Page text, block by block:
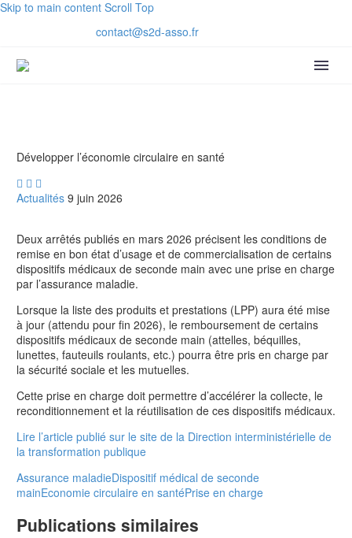
Skip to main content Scroll Top
contact@s2d-asso.fr
Développer l’économie circulaire en santé
  
Actualités 9 juin 2026
Deux arrêtés publiés en mars 2026 précisent les conditions de
remise en bon état d’usage et de commercialisation de certains
dispositifs médicaux de seconde main avec une prise en charge
par l’assurance maladie.
Lorsque la liste des produits et prestations (LPP) aura été mise
à jour (attendu pour fin 2026), le remboursement de certains
dispositifs médicaux de seconde main (attelles, béquilles,
lunettes, fauteuils roulants, etc.) pourra être pris en charge par
la sécurité sociale et les mutuelles.
Cette prise en charge doit permettre d’accélérer la collecte, le
reconditionnement et la réutilisation de ces dispositifs médicaux.
Lire l’article publié sur le site de la Direction interministérielle de
la transformation publique
Assurance maladieDispositif médical de seconde
mainEconomie circulaire en santéPrise en charge
Publications similaires